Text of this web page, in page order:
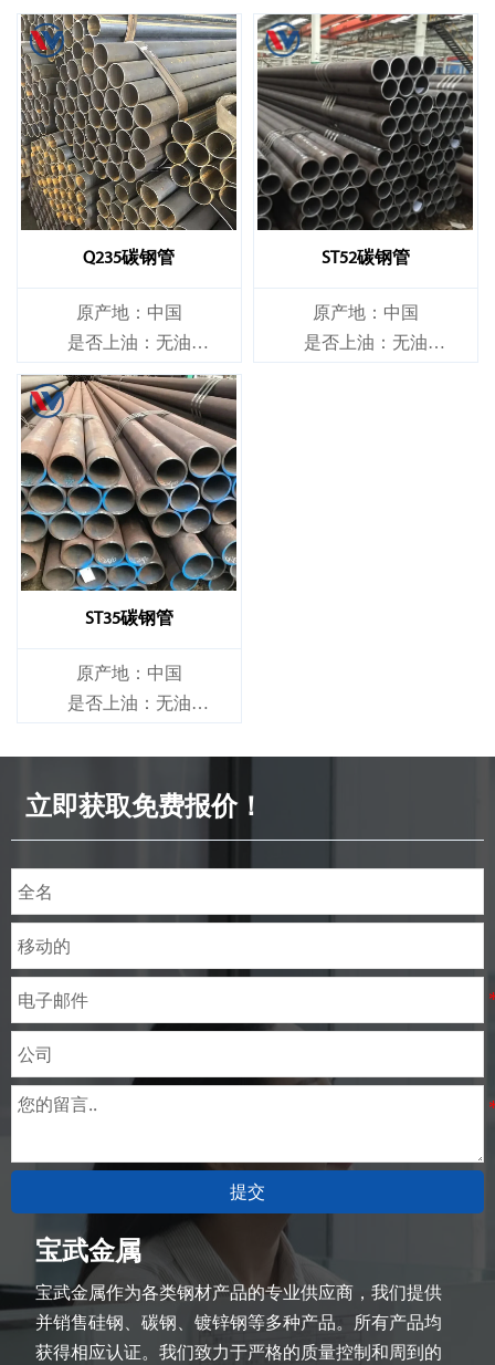
Q235碳钢管
原产地：中国
是否上油：无油
是否合金：非合金
ST52碳钢管
原产地：中国
是否上油：无油
ST35碳钢管
原产地：中国
是否上油：无油
立即获取免费报价！
提交
宝武金属
宝武金属作为各类钢材产品的专业供应商，我们提供
并销售硅钢、碳钢、镀锌钢等多种产品。所有产品均
获得相应认证。我们致力于严格的质量控制和周到的